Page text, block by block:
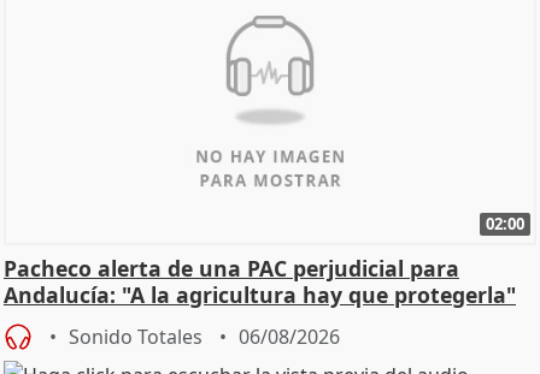
02:00
Pacheco alerta de una PAC perjudicial para
Andalucía: "A la agricultura hay que protegerla"
Sonido Totales 06/08/2026